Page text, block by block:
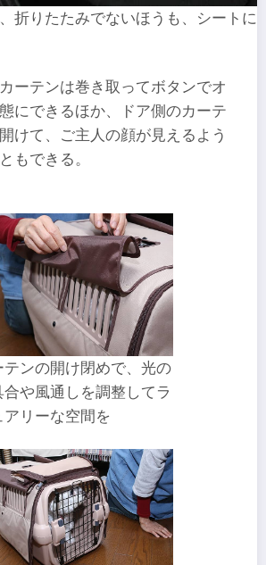
折りたたみでないほうも、シートに
ーテンは巻き取ってボタンでオ
にできるほか、ドア側のカーテ
けて、ご主人の顔が見えるよう
もできる。
テンの開け閉めで、光の
合や風通しを調整してラ
アリーな空間を